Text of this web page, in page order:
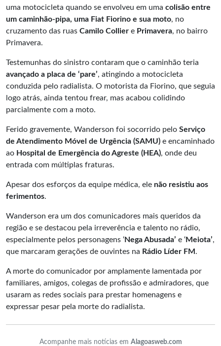
uma motocicleta quando se envolveu em uma colisão entre
um caminhão-pipa, uma Fiat Fiorino e sua moto, no
cruzamento das ruas Camilo Collier e Primavera, no bairro
Primavera.
Testemunhas do sinistro contaram que o caminhão teria
avançado a placa de ‘pare’, atingindo a motocicleta
conduzida pelo radialista. O motorista da Fiorino, que seguia
logo atrás, ainda tentou frear, mas acabou colidindo
parcialmente com a moto.
Ferido gravemente, Wanderson foi socorrido pelo Serviço
de Atendimento Móvel de Urgência (SAMU) e encaminhado
ao Hospital de Emergência do Agreste (HEA), onde deu
entrada com múltiplas fraturas.
Apesar dos esforços da equipe médica, ele não resistiu aos
ferimentos.
Wanderson era um dos comunicadores mais queridos da
região e se destacou pela irreverência e talento no rádio,
especialmente pelos personagens ‘Nega Abusada’ e ‘Meiota’,
que marcaram gerações de ouvintes na Rádio Líder FM .
A morte do comunicador por amplamente lamentada por
familiares, amigos, colegas de profissão e admiradores, que
usaram as redes sociais para prestar homenagens e
expressar pesar pela morte do radialista.
Acompanhe mais notícias em Alagoasweb.com